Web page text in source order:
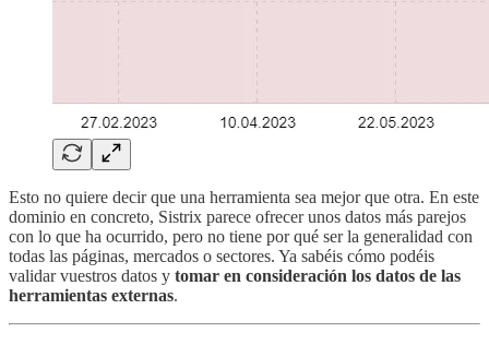
Esto no quiere decir que una herramienta sea mejor que otra. En este
dominio en concreto, Sistrix parece ofrecer unos datos más parejos
con lo que ha ocurrido, pero no tiene por qué ser la generalidad con
todas las páginas, mercados o sectores. Ya sabéis cómo podéis
validar vuestros datos y tomar en consideración los datos de las
herramientas externas.